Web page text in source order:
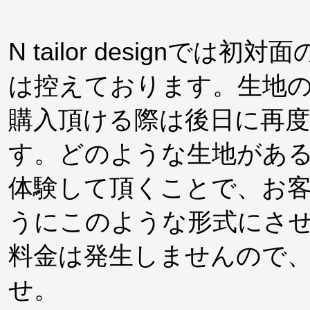
N tailor designでは初対面
は控えております。生地
購入頂ける際は後日に再
す。どのような生地があ
体験して頂くことで、お
うにこのような形式にさ
料金は発生しませんので
せ。